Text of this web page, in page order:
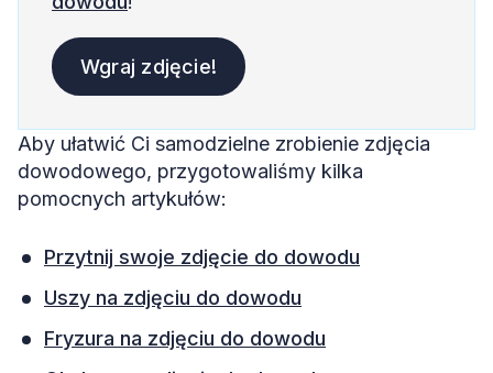
Wgraj zdjęcie!
Aby ułatwić Ci samodzielne zrobienie zdjęcia
dowodowego, przygotowaliśmy kilka
pomocnych artykułów:
Przytnij swoje zdjęcie do dowodu
Uszy na zdjęciu do dowodu
Fryzura na zdjęciu do dowodu